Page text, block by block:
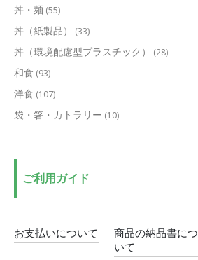
丼・麺 (55)
丼（紙製品） (33)
丼（環境配慮型プラスチック） (28)
和食 (93)
洋食 (107)
袋・箸・カトラリー (10)
ご利用ガイド
お支払いについて
商品の納品書につ
いて